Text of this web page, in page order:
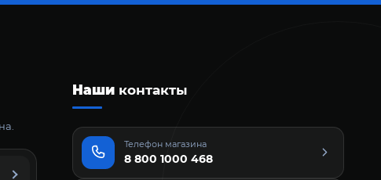
Нашиконтакты
Телефон магазина
8 800 1000 468